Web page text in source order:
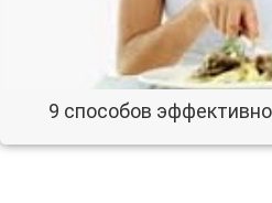
9 способов